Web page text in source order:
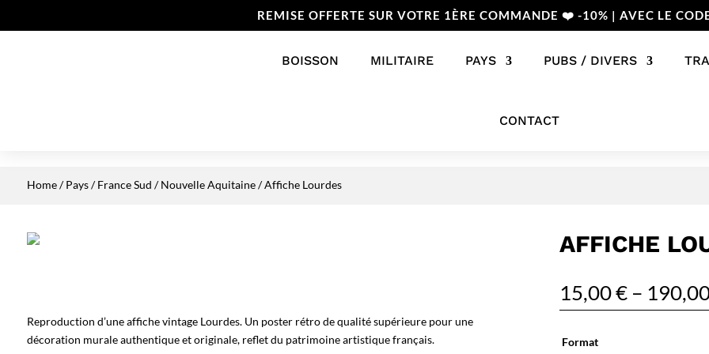
REMISE OFFERTE SUR VOTRE 1ÈRE COMMANDE ❤️ -10% | AVEC LE
BOISSON MILITAIRE PAYS PUBS / DIVERS
CONTACT
Home/Pays/France Sud /Nouvelle Aquitaine/ Affiche Lourdes
Reproduction d’une affiche vintage Lourdes. Un poster rétro de qualité supérieure pour une
décoration murale authentique et originale, reflet du patrimoine artistique français.
AFFICHE
15,00€ –
Format